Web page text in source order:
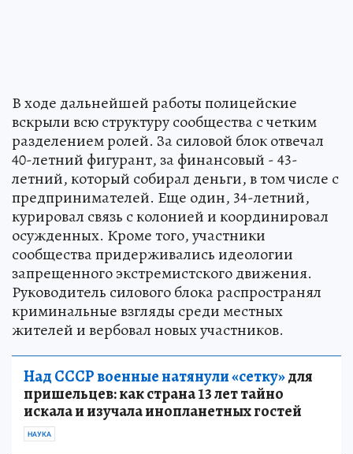
В ходе дальнейшей работы полицейские
вскрыли всю структуру сообщества с четким
разделением ролей. За силовой блок отвечал
40-летний фигурант, за финансовый - 43-
летний, который собирал деньги, в том числе с
предпринимателей. Еще один, 34-летний,
курировал связь с колонией и координировал
осужденных. Кроме того, участники
сообщества придерживались идеологии
запрещенного экстремистского движения.
Руководитель силового блока распространял
криминальные взгляды среди местных
жителей и вербовал новых участников.
Над СССР военные натянули «сетку»для
пришельцев: как страна 13 лет тайно
искала и изучала инопланетных гостей
НАУКА